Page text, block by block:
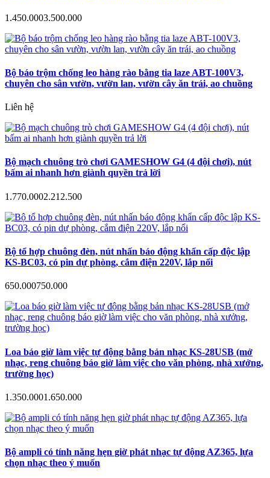
1.450.0003.500.000
Bộ báo trộm chống leo hàng rào bằng tia laze ABT-100V3,
chuyên cho sân vườn, vườn lan, vườn cây ăn trái, ao chuồng
Liên hệ
Bộ mạch chuông trò chơi GAMESHOW G4 (4 đội chơi), nút
bấm ai nhanh hơn giành quyền trả lời
1.770.0002.212.500
Bộ tổ hợp chuông đèn, nút nhấn báo động khẩn cấp độc lập
KS-BC03, có pin dự phòng, cắm điện 220V, lắp nổi
650.000750.000
Loa báo giờ làm việc tự động bằng bản nhạc KS-28USB (mở
nhạc, reng chuông báo giờ làm việc cho văn phòng, nhà xưởng,
trường học)
1.350.0001.650.000
Bộ ampli có tính năng hẹn giờ phát nhạc tự động AZ365, lựa
chọn nhạc theo ý muốn